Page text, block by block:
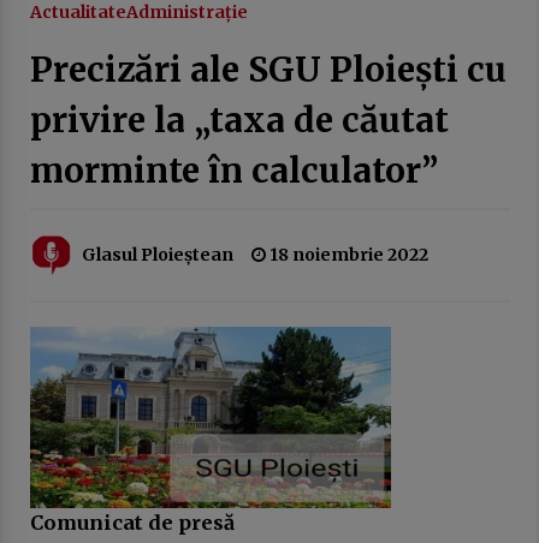
7 martie 2026
USR a scumpit apa românilor. Jalon din PNRR
21 februarie 2026
Generozitate externă, austeritate internă:
20 februarie 2026
10 februarie 2026
EuroNews.ro: Grindeanu, critic la adresa
partenerilor din coaliție: Când guvernezi,
trebuie să te ghideze dorința de a face viața
mai bună românilor, nu mai rea. Atunci nu are
rost să guvernezi
3 februarie 2026
Guvernul Bolojan taie iar de la elevi.
ActualitateAdministrație
Precizări ale SGU Ploiești cu
privire la „taxa de căutat
morminte în calculator”
Glasul Ploieștean 18 noiembrie 2022
Comunicat de presă